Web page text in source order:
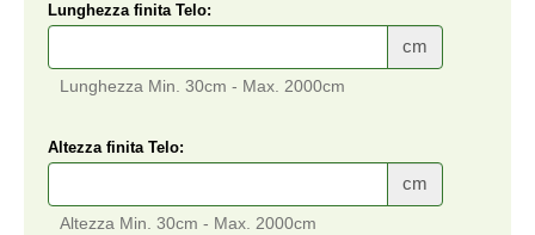
Lunghezza finita Telo:
cm
Lunghezza Min. 30cm - Max. 2000cm
Altezza finita Telo:
cm
Altezza Min. 30cm - Max. 2000cm